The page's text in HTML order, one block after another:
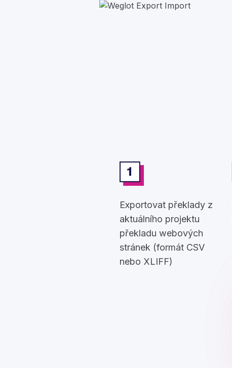
Exportovat překlady z
aktuálního projektu
překladu webových
stránek (formát CSV
nebo XLIFF)